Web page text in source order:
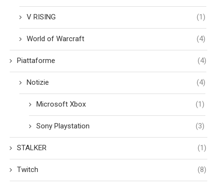
V RISING (1)
World of Warcraft (4)
Piattaforme (4)
Notizie (4)
Microsoft Xbox (1)
Sony Playstation (3)
STALKER (1)
Twitch (8)